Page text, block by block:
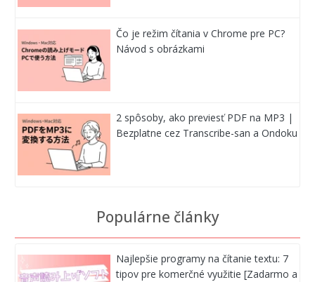
Čo je režim čítania v Chrome pre PC?
Návod s obrázkami
2 spôsoby, ako previesť PDF na MP3 |
Bezplatne cez Transcribe-san a Ondoku
Populárne články
Najlepšie programy na čítanie textu: 7
tipov pre komerčné využitie [Zadarmo a